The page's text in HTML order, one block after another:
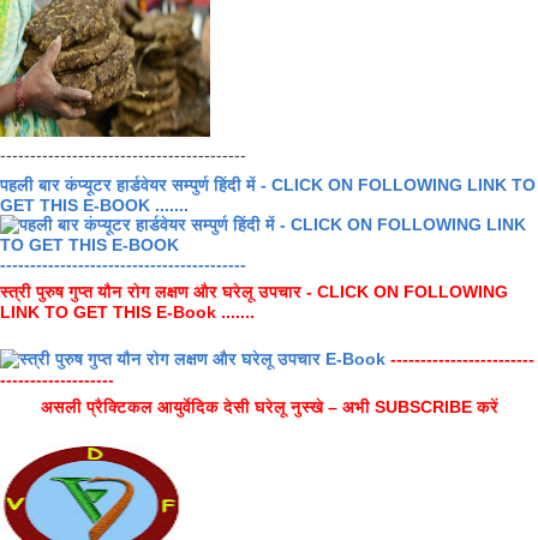
-----------------------------------------
पहली बार कंप्यूटर हार्डवेयर सम्पुर्ण हिंदी में - CLICK ON FOLLOWING LINK TO
GET THIS E-BOOK .......
-----------------------------------------
स्त्री पुरुष गुप्त यौन रोग लक्षण और घरेलू उपचार - CLICK ON FOLLOWING
LINK TO GET THIS E-Book .......
------------------------
-------------------
असली प्रैक्टिकल आयुर्वेदिक देसी घरेलू नुस्खे – अभी SUBSCRIBE करें